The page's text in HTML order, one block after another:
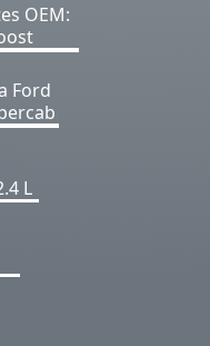
OEM:
Ford
L